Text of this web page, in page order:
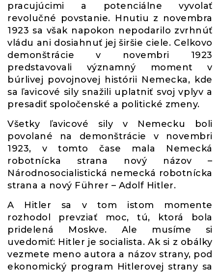
pracujúcimi a potenciálne vyvolať
revolučné povstanie. Hnutiu z novembra
1923 sa však napokon nepodarilo zvrhnúť
vládu ani dosiahnuť jej širšie ciele. Celkovo
demonštrácie v novembri 1923
predstavovali významný moment v
búrlivej povojnovej histórii Nemecka, kde
sa ľavicové sily snažili uplatniť svoj vplyv a
presadiť spoločenské a politické zmeny.
Všetky ľavicové sily v Nemecku boli
povolané na demonštrácie v novembri
1923, v tomto čase mala Nemecká
robotnícka strana nový názov –
Národnosocialistická nemecká robotnícka
strana a nový Führer – Adolf Hitler.
A Hitler sa v tom istom momente
rozhodol prevziať moc, tú, ktorá bola
pridelená Moskve. Ale musíme si
uvedomiť: Hitler je socialista. Ak si z obálky
vezmete meno autora a názov strany, pod
ekonomický program Hitlerovej strany sa